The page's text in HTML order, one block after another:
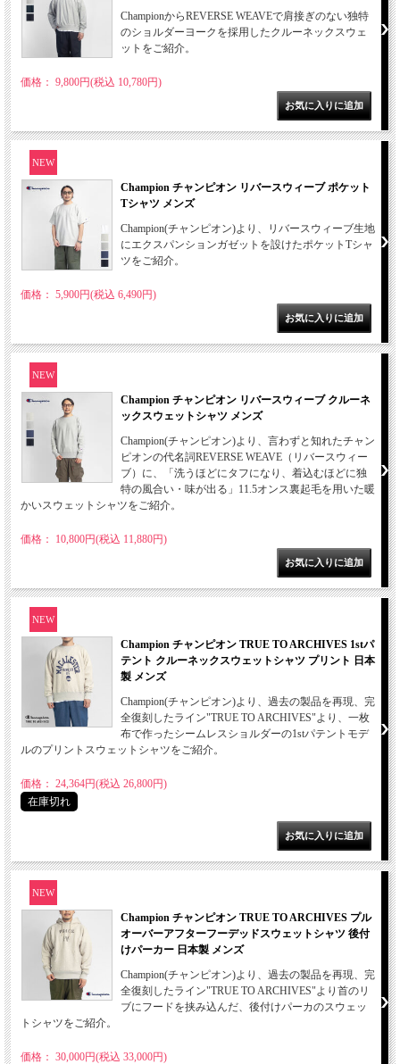
ChampionからREVERSE WEAVEで肩接ぎのない独特
のショルダーヨークを採用したクルーネックスウェ
ットをご紹介。
価格： 9,800円(税込 10,780円)
NEW
Champion チャンピオン リバースウィーブ ポケット
Tシャツ メンズ
Champion(チャンピオン)より、リバースウィーブ生地
にエクスパンションガゼットを設けたポケットTシャ
ツをご紹介。
価格： 5,900円(税込 6,490円)
NEW
Champion チャンピオン リバースウィーブ クルーネ
ックスウェットシャツ メンズ
Champion(チャンピオン)より、言わずと知れたチャン
ピオンの代名詞REVERSE WEAVE（リバースウィー
ブ）に、「洗うほどにタフになり、着込むほどに独
特の風合い・味が出る」11.5オンス裏起毛を用いた暖
かいスウェットシャツをご紹介。
価格： 10,800円(税込 11,880円)
NEW
Champion チャンピオン TRUE TO ARCHIVES 1stパ
テント クルーネックスウェットシャツ プリント 日本
製 メンズ
Champion(チャンピオン)より、過去の製品を再現、完
全復刻したライン"TRUE TO ARCHIVES"より、一枚
布で作ったシームレスショルダーの1stパテントモデ
ルのプリントスウェットシャツをご紹介。
価格： 24,364円(税込 26,800円)
在庫切れ
NEW
Champion チャンピオン TRUE TO ARCHIVES プル
オーバーアフターフーデッドスウェットシャツ 後付
けパーカー 日本製 メンズ
Champion(チャンピオン)より、過去の製品を再現、完
全復刻したライン"TRUE TO ARCHIVES"より首のリ
ブにフードを挟み込んだ、後付けパーカのスウェッ
トシャツをご紹介。
価格： 30,000円(税込 33,000円)